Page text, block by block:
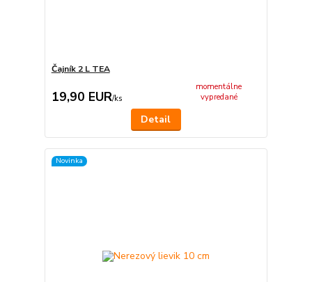
Čajník 2 L TEA
19,90 EUR/ks
momentálne
vypredané
Detail
Novinka